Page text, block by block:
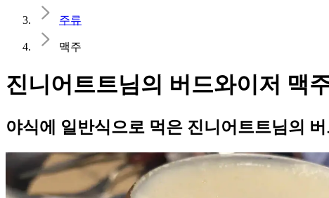
주류
맥주
진니어트트님의 버드와이저 맥
야식에 일반식으로 먹은 진니어트트님의